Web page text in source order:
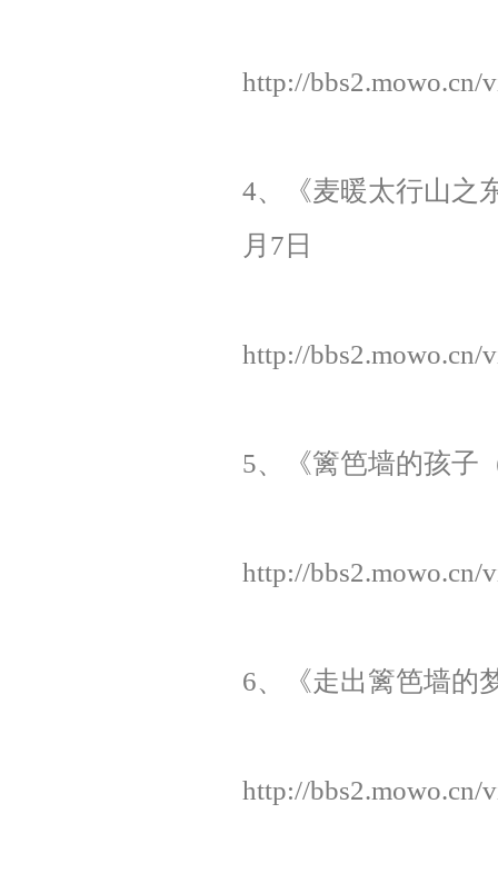
http://bbs2.mowo.cn/
4、《麦暖太行山之
月7日
http://bbs2.mowo.cn/
5、《篱笆墙的孩子
http://bbs2.mowo.cn/
6、《走出篱笆墙的
http://bbs2.mowo.cn/